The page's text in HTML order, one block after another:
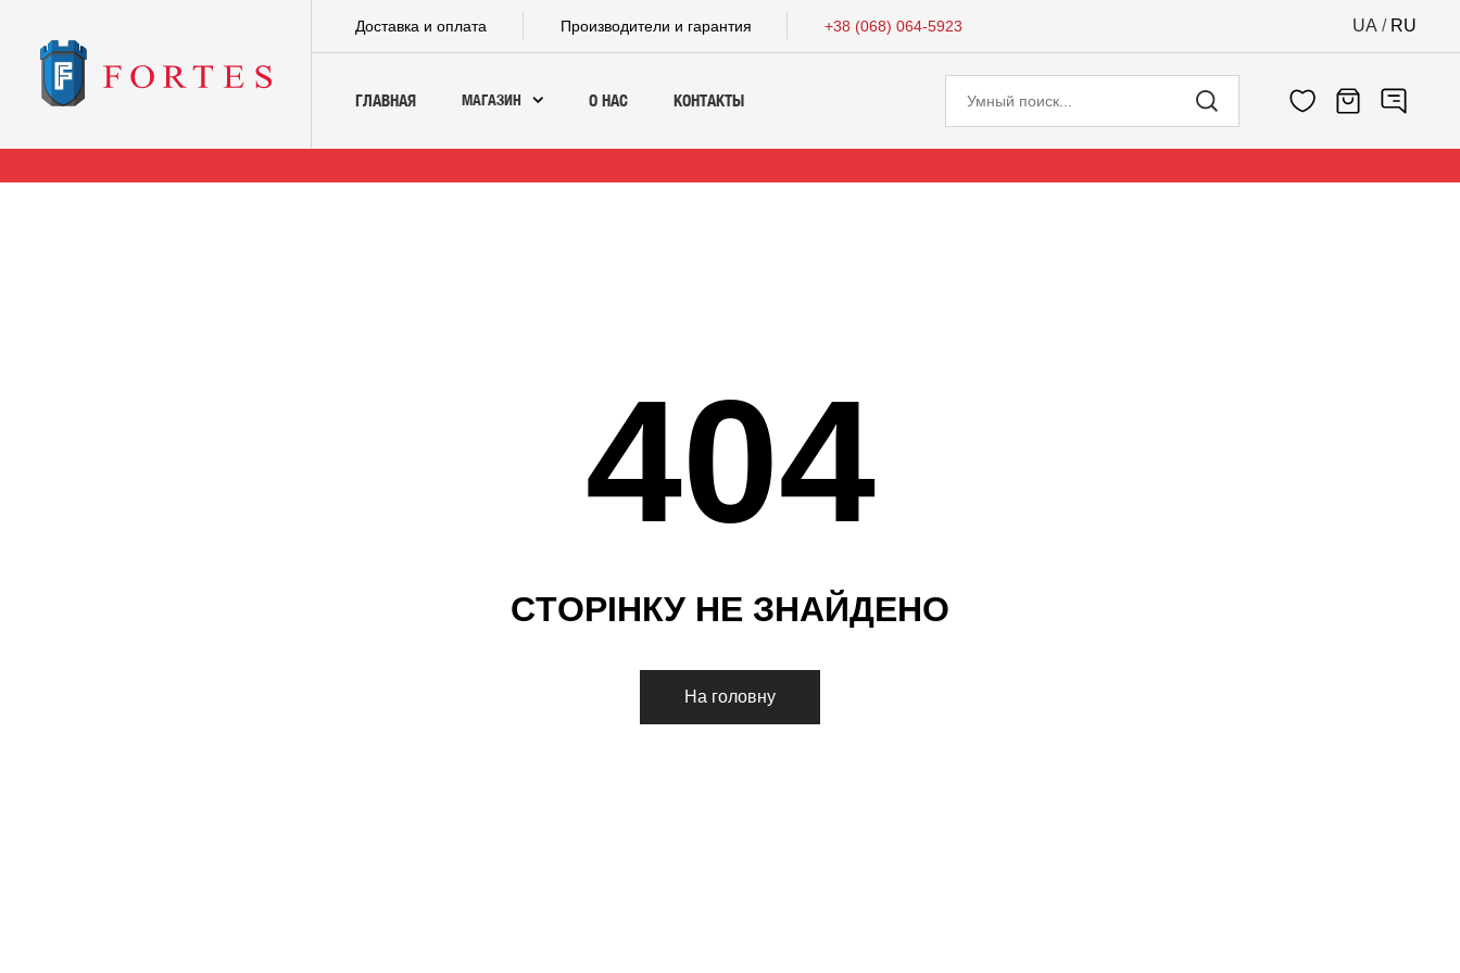
Доставка и оплата Производители и гарантия +38 (068) 064-5923 UA / RU
ГЛАВНАЯ МАГАЗИН О НАС КОНТАКТЫ
404
СТОРІНКУ НЕ ЗНАЙДЕНО
На головну